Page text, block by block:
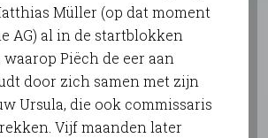
Müller (op dat moment
AG) al in de startblokken
Piëch de eer aan
door zich samen met zijn
Ursula, die ook commissaris
Vijf maanden later